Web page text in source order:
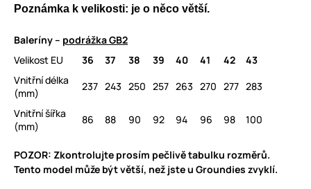
Poznámka k velikosti: je o něco větší.
Baleríny – podrážka GB2
Velikost EU
36 37 38 39 40 41 42
43
Vnitřní délka
(mm)
237 243 250 257 263 270 277 283
Vnitřní šířka
(mm)
86 88 90 92 94 96 98 100
POZOR: Zkontrolujte prosím pečlivě tabulku rozměrů.
Tento model může být větší, než jste u Groundies zvyklí.